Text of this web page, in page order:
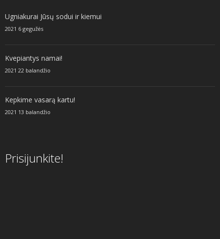
Ugniakurai Jūsų sodui ir kiemui
2021 6 gegužės
Kvepiantys namai!
2021 22 balandžio
Kepkime vasarą kartu!
2021 13 balandžio
Prisijunkite!